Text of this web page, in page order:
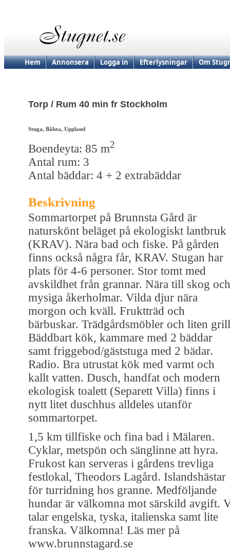
Hem Annonsera Logga in Efterlysningar Om
Torp / Rum 40 min fr Stockholm
Stuga, Bålsta, Uppland
Boendeyta: 85 m2
Antal rum: 3
Antal bäddar: 4 + 2 extrabäddar
Beskrivning
Sommartorpet på Brunnsta Gård är
naturskönt beläget på ekologiskt lantbruk
(KRAV). Nära bad och fiske. På gården
finns också några får, KRAV. Stugan har
plats för 4-6 personer. Stor tomt med
avskildhet från grannar. Nära till skog och
mysiga åkerholmar. Vilda djur nära
morgon och kväll. Fruktträd och
bärbuskar. Trädgårdsmöbler och liten
Bäddbart kök, kammare med 2 bäddar
samt friggebod/gäststuga med 2 bädar.
Radio. Bra utrustat kök med varmt och
kallt vatten. Dusch, handfat och modern
ekologisk toalett (Separett Villa) finns i
nytt litet duschhus alldeles utanför
sommartorpet.
1,5 km tillfiske och fina bad i Mälaren.
Cyklar, metspön och sänglinne att hyra.
Frukost kan serveras i gårdens trevliga
festlokal, Theodors Lagård. Islandshästar
för turridning hos granne. Medföljande
hundar är välkomna mot särskild avgift.
talar engelska, tyska, italienska samt lite
franska. Välkomna! Läs mer på
www.brunnstagard.se